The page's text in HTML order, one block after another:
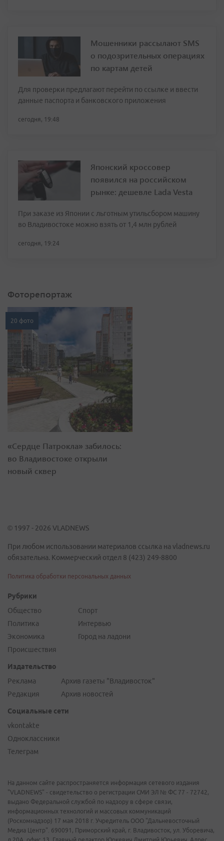
Мошенники рассылают SMS
о подозрительных операциях
по картам детей
Для проверки предлагают перейти по ссылке и ввести
данные паспорта и банковского приложения
сегодня, 19:48
Японский кроссовер
появился на российском
рынке: дешевле Lada Vesta
При заказе из Японии с льготным утильсбором машину
во Владивостоке можно взять от 1,4 млн рублей
сегодня, 19:24
Фоторепортаж
20 фото
«Сердце Патрокла» забилось:
во Владивостоке открыли
новый сквер
© 1997 - 2026 VLADNEWS
При любом использовании материалов ссылка на vladnews.ru
обязательна. Коммерческий отдел 8 (423) 249-8800
Политика обработки персональных данных
Рубрики
Общество
Политика
Экономика
Происшествия
Спорт
Интервью
Город на ладони
Издательство
Реклама
Редакция
Архив газеты "Владивосток"
Архив новостей
Социальные сети
vkontakte
Одноклассники
Телеграм
На данном сайте распространяется информация сетевого издания
"VLADNEWS" - свидетельство о регистрации СМИ ЭЛ № ФС 77 - 72742,
выдано Федеральной службой по надзору в сфере связи,
информационных технологий и массовых коммуникаций
(Роскомнадзор) 17 мая 2018 г. Учредитель ООО "Дальневосточный
Медиа Центр". 690091, Приморский край, г. Владивосток, ул. Уборевича,